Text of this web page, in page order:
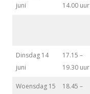
juni
14.00 uur
Dinsdag 14
juni
17.15 –
19.30 uur
Woensdag 15 18.45 –